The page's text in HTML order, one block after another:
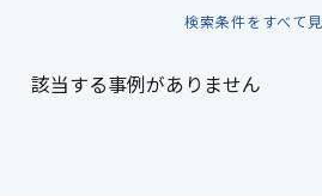
検索条件をすべて
該当する事例がありません